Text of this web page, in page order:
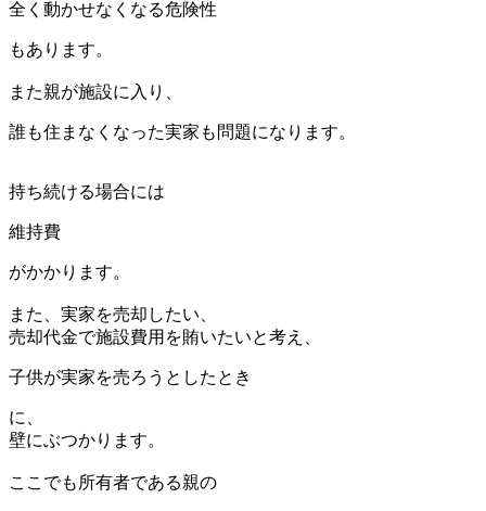
全く動かせなくなる危険性
もあります。
また親が施設に入り、
誰も住まなくなった実家も問題になります。
持ち続ける場合には
維持費
がかかります。
また、実家を売却したい、
売却代金で施設費用を賄いたいと考え、
子供が実家を売ろうとしたとき
に、
壁にぶつかります。
ここでも所有者である親の